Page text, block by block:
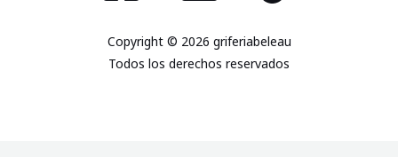
Copyright © 2026 griferiabeleau
Todos los derechos reservados